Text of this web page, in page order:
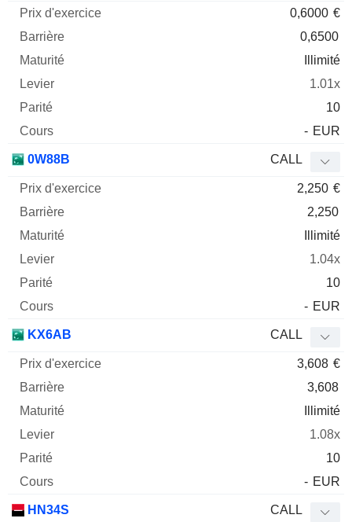
0,6000 €
0,6500
Illimité
1.01x
10
- EUR
0W88B CALL
2,250 €
2,250
Illimité
1.04x
10
- EUR
KX6AB CALL
3,608 €
3,608
Illimité
1.08x
10
- EUR
HN34S CALL